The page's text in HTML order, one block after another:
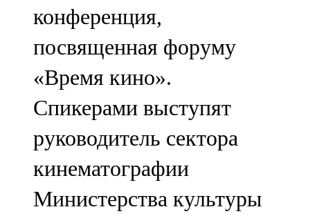
конференция,
посвященная форуму
«Время кино».
Спикерами выступят
руководитель сектора
кинематографии
Министерства культуры